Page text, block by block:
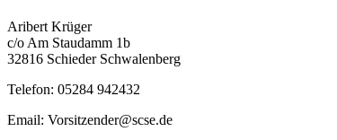
Aribert Krüger
c/o Am Staudamm 1b
32816 Schieder Schwalenberg
Telefon: 05284 942432
Email: Vorsitzender@scse.de